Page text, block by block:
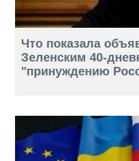
Что показала
Зеленским 40-
"принуждению